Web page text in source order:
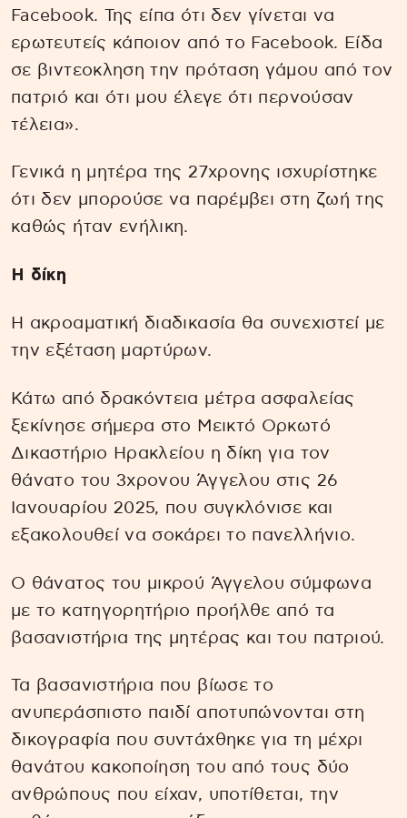
Facebook. Της είπα ότι δεν γίνεται να
ερωτευτείς κάποιον από το Facebook. Είδα
σε βιντεοκληση την πρόταση γάμου από τον
πατριό και ότι μου έλεγε ότι περνούσαν
τέλεια».
Γενικά η μητέρα της 27χρονης ισχυρίστηκε
ότι δεν μπορούσε να παρέμβει στη ζωή της
καθώς ήταν ενήλικη.
Η δίκη
Η ακροαματική διαδικασία θα συνεχιστεί με
την εξέταση μαρτύρων.
Κάτω από δρακόντεια μέτρα ασφαλείας
ξεκίνησε σήμερα στο Μεικτό Ορκωτό
Δικαστήριο Ηρακλείου η δίκη για τον
θάνατο του 3χρονου Άγγελου στις 26
Ιανουαρίου 2025, που συγκλόνισε και
εξακολουθεί να σοκάρει το πανελλήνιο.
Ο θάνατος του μικρού Άγγελου σύμφωνα
με το κατηγορητήριο προήλθε από τα
βασανιστήρια της μητέρας και του πατριού.
Τα βασανιστήρια που βίωσε το
ανυπεράσπιστο παιδί αποτυπώνονται στη
δικογραφία που συντάχθηκε για τη μέχρι
θανάτου κακοποίηση του από τους δύο
ανθρώπους που είχαν, υποτίθεται, την